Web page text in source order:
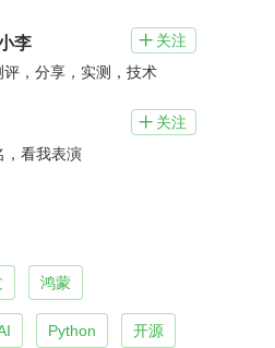
李  关注
评，分享，实测，技术
 关注
，看我表演
鸿蒙
Python 开源